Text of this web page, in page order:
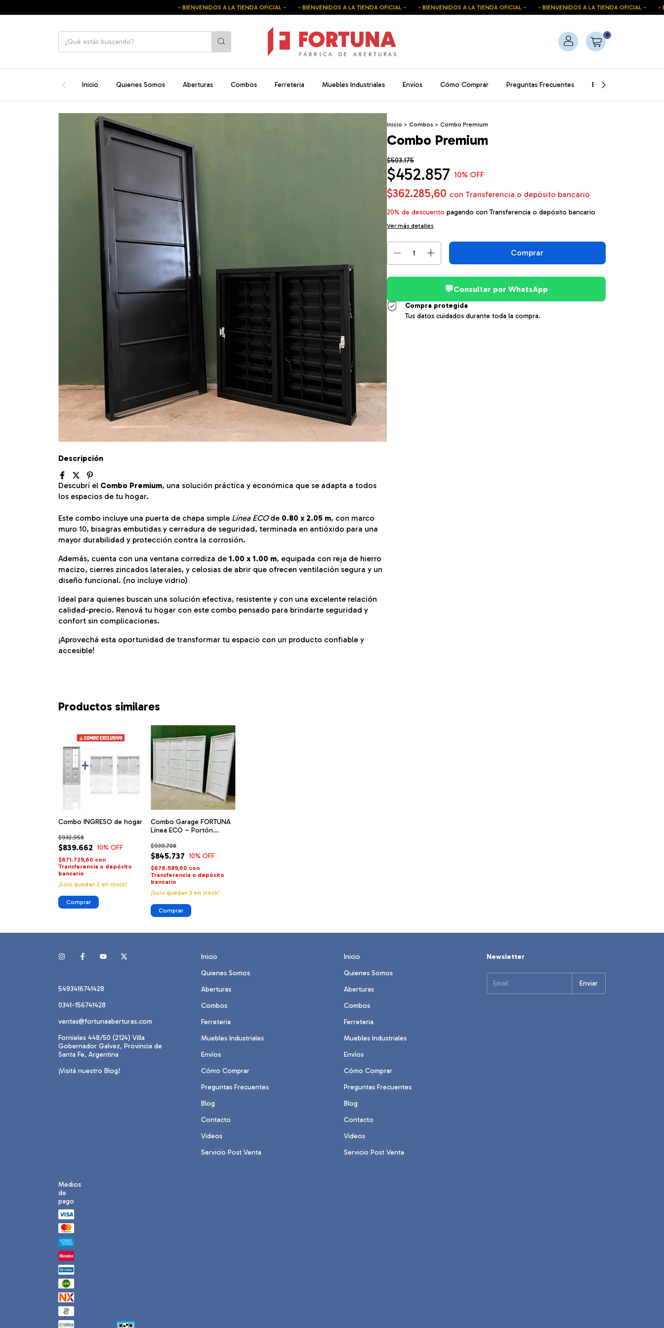
- BIENVENIDOS A LA TIENDA OFICIAL - - BIENVENIDOS A LA TIENDA OFICIAL - - BIENVENIDOS A LA TIENDA OFICIAL - - BIENVENIDOS A LA TIENDA OFICIAL - -
0
Inicio Quienes Somos Aberturas Combos Ferreteria Muebles Industriales Envíos Cómo Comprar Preguntas Frecuentes Blog
Inicio > Combos > Combo Premium
Combo Premium
$503.175
$452.857 10% OFF
$362.285,60 con Transferencia o depósito bancario
20% de descuento pagando con Transferencia o depósito bancario
Ver más detalles
💬Consultar por WhatsApp
Compra protegida
Tus datos cuidados durante toda la compra.
Descripción
Descubrí el Combo Premium, una solución práctica y económica que se adapta a todos
los espacios de tu hogar.
Este combo incluye una puerta de chapa simple Línea ECOde 0.80 x 2.05 m, con marco
muro 10, bisagras embutidas y cerradura de seguridad, terminada en antióxido para una
mayor durabilidad y protección contra la corrosión.
Además, cuenta con una ventana corrediza de 1.00 x 1.00 m, equipada con reja de hierro
macizo, cierres zincados laterales, y celosias de abrir que ofrecen ventilación segura y un
diseño funcional. (no incluye vidrio)
Ideal para quienes buscan una solución efectiva, resistente y con una excelente relación
calidad-precio. Renová tu hogar con este combo pensado para brindarte seguridad y
confort sin complicaciones.
¡Aprovechá esta oportunidad de transformar tu espacio con un producto confiable y
accesible!
Productos similares
Combo INGRESO de hogar
$839.662
$932.958
10% OFF
$671.729,60 con
Transferencia o depósito
bancario
¡Solo quedan 2 en stock!
Combo Garage FORTUNA
Línea ECO – Portón
0,80x2,05 m
$845.737
$939.708
10% OFF
$676.589,60 con
Transferencia o depósito
bancario
¡Solo quedan3 en stock!
Comprar
5493416741428
0341-156741428
ventas@fortunaaberturas.com
Fornieles 448/50 (2124) Villa
Gobernador Galvez, Provincia de
Santa Fe, Argentina
¡Visitá nuestro Blog!
Inicio
Quienes Somos
Aberturas
Combos
Ferreteria
Muebles Industriales
Envíos
Cómo Comprar
Preguntas Frecuentes
Blog
Contacto
Videos
Servicio Post Venta
Inicio
Quienes Somos
Aberturas
Combos
Ferreteria
Muebles Industriales
Envíos
Cómo Comprar
Preguntas Frecuentes
Blog
Contacto
Videos
Servicio Post Venta
Newsletter
Medios
de
pago